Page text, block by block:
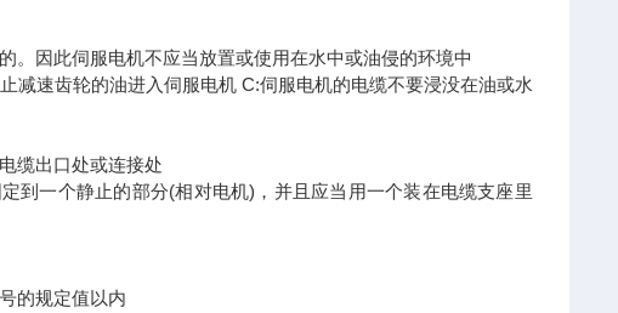
。因此伺服电机不应当放置或使用在水中或油侵的环境中
减速齿轮的油进入伺服电机 C:伺服电机的电缆不要浸没在油或水
缆出口处或连接处
到一个静止的部分(相对电机)，并且应当用一个装在电缆支座里
的规定值以内